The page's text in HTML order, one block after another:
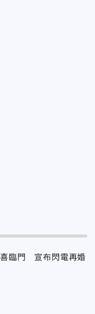
臨門 宣布閃電再婚